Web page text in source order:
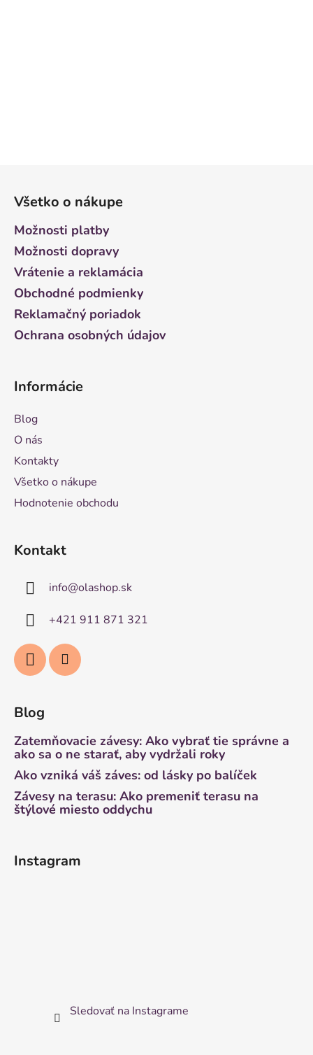
Všetko o nákupe
Možnosti platby
Možnosti dopravy
Vrátenie a reklamácia
Obchodné podmienky
Reklamačný poriadok
Ochrana osobných údajov
Informácie
Blog
O nás
Kontakty
Všetko o nákupe
Hodnotenie obchodu
Kontakt
info@olashop.sk
+421 911 871 321
Blog
Zatemňovacie závesy: Ako vybrať tie správne a
ako sa o ne starať, aby vydržali roky
Ako vzniká váš záves: od lásky po balíček
Závesy na terasu: Ako premeniť terasu na
štýlové miesto oddychu
Instagram
Sledovať na Instagrame